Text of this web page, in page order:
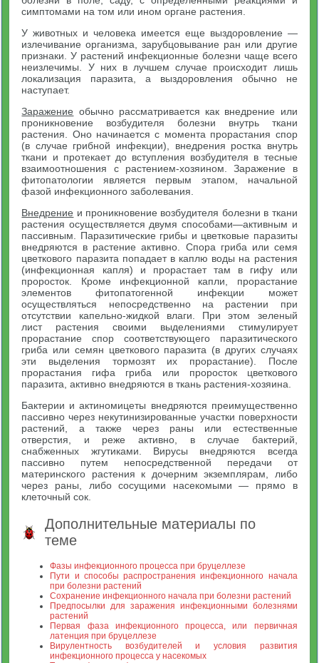
симптомами на том или ином органе растения.
У животных и человека имеется еще выздоровление —
излечивание организма, зарубцовывание ран или другие
признаки. У растений инфекционные болезни чаще всего
неизлечимы. У них в лучшем случае происходит лишь
локализация паразита, а выздоровления обычно не
наступает.
Заражение обычно рассматривается как внедрение или
проникновение возбудителя болезни внутрь ткани
растения. Оно начинается с момента прорастания спор
(в случае грибной инфекции), внедрения ростка внутрь
ткани и протекает до вступления возбудителя в тесные
взаимоотношения с растением-хозяином. Заражение в
фитопатологии является первым этапом, начальной
фазой инфекционного заболевания.
Внедрение и проникновение возбудителя болезни в ткани
растения осуществляется двумя способами—активным и
пассивным. Паразитические грибы и цветковые паразиты
внедряются в растение активно. Спора гриба или семя
цветкового паразита попадает в каплю воды на растения
(инфекционная капля) и прорастает там в гифу или
проросток. Кроме инфекционной капли, прорастание
элементов фитопатогенной инфекции может
осуществляться непосредственно на растении при
отсутствии капельно-жидкой влаги. При этом зеленый
лист растения своими выделениями стимулирует
прорастание спор соответствующего паразитического
гриба или семян цветкового паразита (в других случаях
эти выделения тормозят их прорастание). После
прорастания гифа гриба или проросток цветкового
паразита, активно внедряются в ткань растения-хозяина.
Бактерии и актиномицеты внедряются преимущественно
пассивно через некутинизированные участки поверхности
растений, а также через раны или естественные
отверстия, и реже активно, в случае бактерий,
снабженных жгутиками. Вирусы внедряются всегда
пассивно путем непосредственной передачи от
материнского растения к дочерним экземплярам, либо
через раны, либо сосущими насекомыми — прямо в
клеточный сок.
Дополнительные материалы по
теме
Фазы инфекционного процесса при бруцеллезе
Пути и способы распространения инфекционного начала
при болезни растений
Сохранение инфекционного начала при болезни растений
Предпосылки для заражения инфекционными болезнями
растений
Первая фаза инфекционного процесса, или первичная
латенция при бруцеллезе
Вирулентность возбудителей и условия развития
инфекционного процесса у насекомых